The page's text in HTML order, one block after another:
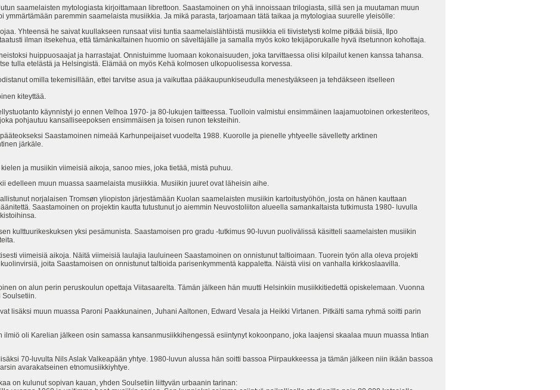
saamelaisten mytologiasta kirjoittamaan librettoon. Saastamoinen on yhä innoissaan trilogiasta, sillä sen ja muutaman muun
ymmärtämään paremmin saamelaista musiikkia. Ja mikä parasta, tarjoamaan tätä taikaa ja mytologiaa suurelle yleisölle:
Yhteensä he saivat kuullakseen runsaat viisi tuntia saamelaislähtöistä musiikkia eli tiivistetysti kolme pitkää biisiä, Ilpo
ilman itsekehua, että tämänkaltainen huomio on säveltäjälle ja samalla myös koko tekijäporukalle hyvä itsetunnon kohottaja.
huippuosaajat ja harrastajat. Onnistuimme luomaan kokonaisuuden, joka tarvittaessa olisi kilpailut kenen kanssa tahansa.
tulla etelästä ja Helsingistä. Elämää on myös Kehä kolmosen ulkopuolisessa korvessa.
omilla tekemisillään, ettei tarvitse asua ja vaikuttaa pääkaupunkiseudulla menestyäkseen ja tehdäkseen itselleen
kiteyttää.
käynnistyi jo ennen Velhoa 1970- ja 80-lukujen taitteessa. Tuolloin valmistui ensimmäinen laajamuotoinen orkesteriteos,
pohjautuu kansalliseepoksen ensimmäisen ja toisen runon teksteihin.
Saastamoinen nimeää Karhunpeijaiset vuodelta 1988. Kuorolle ja pienelle yhtyeelle sävelletty arktinen
järkäle.
ja musiikin viimeisiä aikoja, sanoo mies, joka tietää, mistä puhuu.
edelleen muun muassa saamelaista musiikkia. Musiikin juuret ovat läheisin aihe.
norjalaisen Tromsøn yliopiston järjestämään Kuolan saamelaisten musiikin kartoitustyöhön, josta on hänen kauttaan
Saastamoinen on projektin kautta tutustunut jo aiemmin Neuvostoliiton alueella samankaltaista tutkimusta 1980- luvulla
kulttuurikeskuksen yksi pesämunista. Saastamoisen pro gradu -tutkimus 90-luvun puolivälissä käsitteli saamelaisten musiikin
viimeisiä aikoja. Näitä viimeisiä laulajia lauluineen Saastamoinen on onnistunut taltioimaan. Tuorein työn alla oleva projekti
joita Saastamoisen on onnistunut taltioida parisenkymmentä kappaletta. Näistä viisi on vanhalla kirkkoslaavilla.
on alun perin peruskoulun opettaja Viitasaarelta. Tämän jälkeen hän muutti Helsinkiin musiikkitiedettä opiskelemaan. Vuonna
Soulsetiin.
lisäksi muun muassa Paroni Paakkunainen, Juhani Aaltonen, Edward Vesala ja Heikki Virtanen. Pitkälti sama ryhmä soitti parin
ilmiö oli Karelian jälkeen osin samassa kansanmusiikkihengessä esiintynyt kokoonpano, joka laajensi skaalaa muun muassa Intian
70-luvulta Nils Aslak Valkeapään yhtye. 1980-luvun alussa hän soitti bassoa Piirpaukkeessa ja tämän jälkeen niin ikään bassoa
avarakatseinen etnomusiikkiyhtye.
on kulunut sopivan kauan, yhden Soulsetiin liittyvän urbaanin tarinan: